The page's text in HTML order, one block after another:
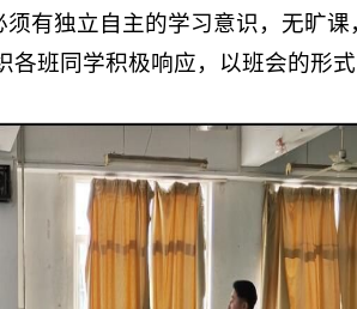
有独立自主的学习意识，无旷
班同学积极响应，以班会的形